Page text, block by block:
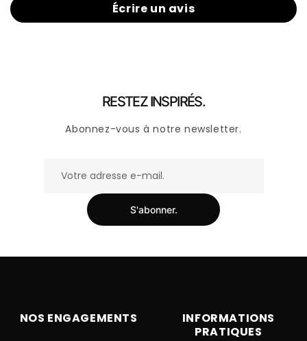
Écrire un avis
RESTEZ INSPIRÉS.
Abonnez-vous à notre newsletter.
S'abonner.
NOS ENGAGEMENTS
INFORMATIONS
PRATIQUES